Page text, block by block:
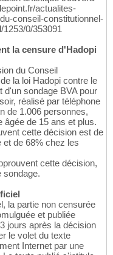
actualites-
conseil-constitutionnel-
0/353091
la censure d'Hadopi
du Conseil
la loi Hadopi contre le
d'un sondage BVA pour
réalisé par téléphone
de 1.006 personnes,
âgée de 15 ans et plus.
cette décision est de
de 68% chez les
cette décision,
sondage.
la partie non censurée
et publiée
jours après la décision
le volet du texte
Internet par une